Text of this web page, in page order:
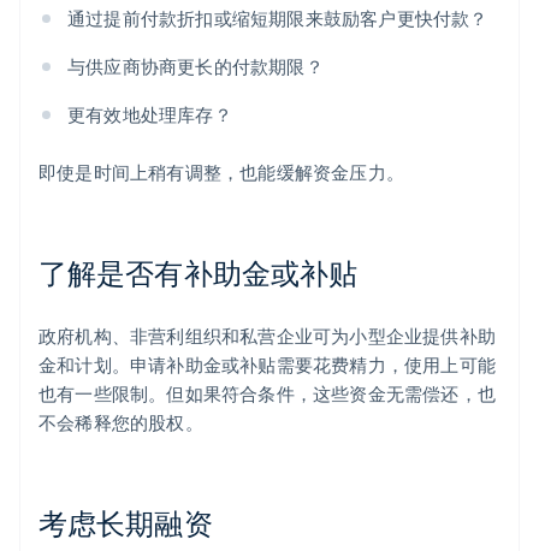
通过提前付款折扣或缩短期限来鼓励客户更快付款？
与供应商协商更长的付款期限？
更有效地处理库存？
即使是时间上稍有调整，也能缓解资金压力。
了解是否有补助金或补贴
政府机构、非营利组织和私营企业可为小型企业提供补助
金和计划。申请补助金或补贴需要花费精力，使用上可能
也有一些限制。但如果符合条件，这些资金无需偿还，也
不会稀释您的股权。
考虑长期融资